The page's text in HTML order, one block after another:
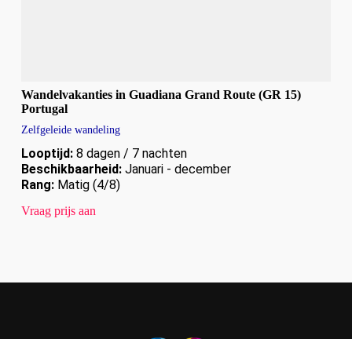
Wandelvakanties in Guadiana Grand Route (GR 15)
Portugal
Zelfgeleide wandeling
Looptijd:8 dagen / 7 nachten
Beschikbaarheid:Januari - december
Rang:Matig (4/8)
Vraag prijs aan